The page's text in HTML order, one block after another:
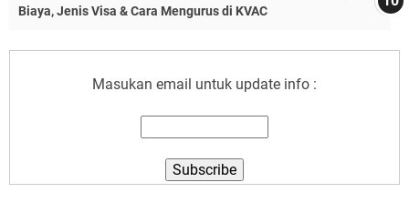
Biaya, Jenis Visa & Cara Mengurus di KVAC
Masukan email untuk update info :